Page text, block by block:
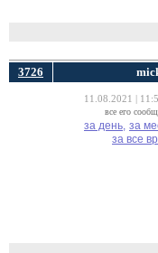
3726
11.08.2021 |
все его
за день, за
за все